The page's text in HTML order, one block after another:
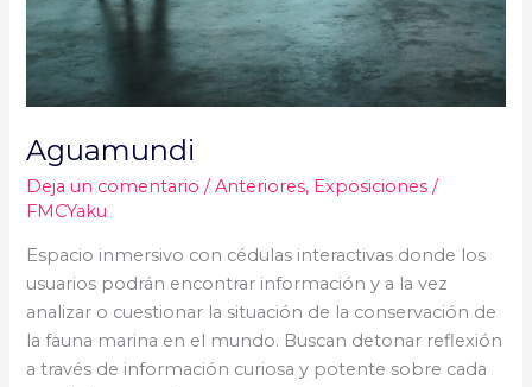
Aguamundi
Deja un comentario /Anteriores, Exposiciones /
FMCYaku
Espacio inmersivo con cédulas interactivas donde los
usuarios podrán encontrar información y a la vez
analizar o cuestionar la situación de la conservación de
la fauna marina en el mundo. Buscan detonar reflexión
a través de información curiosa y potente sobre cada